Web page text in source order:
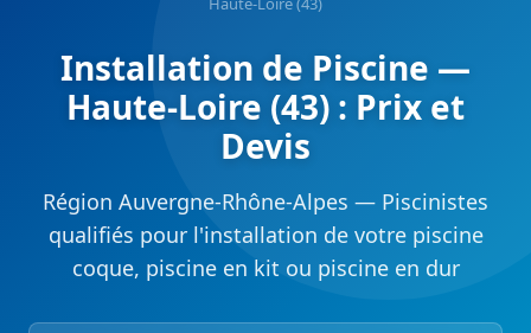
Installation de Piscine —
Haute-Loire (43) : Prix et
Devis
Région Auvergne-Rhône-Alpes — Piscinistes
qualifiés pour l'installation de votre piscine
coque, piscine en kit ou piscine en dur